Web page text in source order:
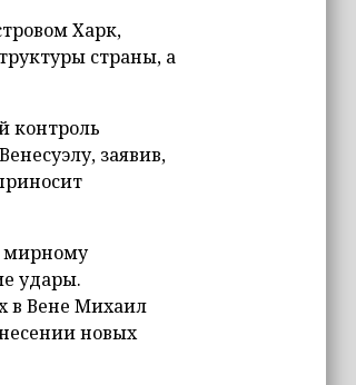
Харк,
страны, а
контроль
заявив,
мирному
удары.
в Вене Михаил
новых